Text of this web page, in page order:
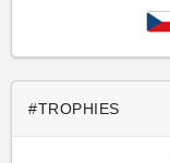
#TROPHIES